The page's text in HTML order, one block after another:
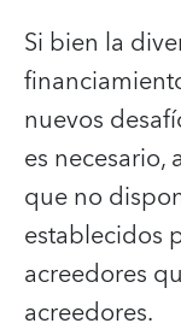
Si bien la
nuevos
es necesario,
que no
establecidos
acreedores
acreedores.